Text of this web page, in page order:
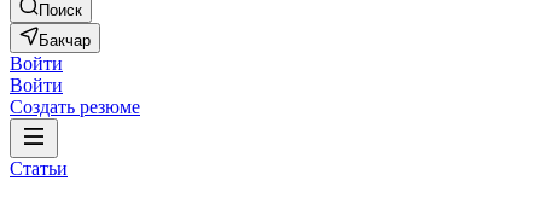
Поиск
Бакчар
Войти
Войти
Создать резюме
Статьи